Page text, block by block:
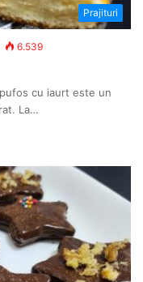
Prajituri
6.539
cu iaurt este un
La…